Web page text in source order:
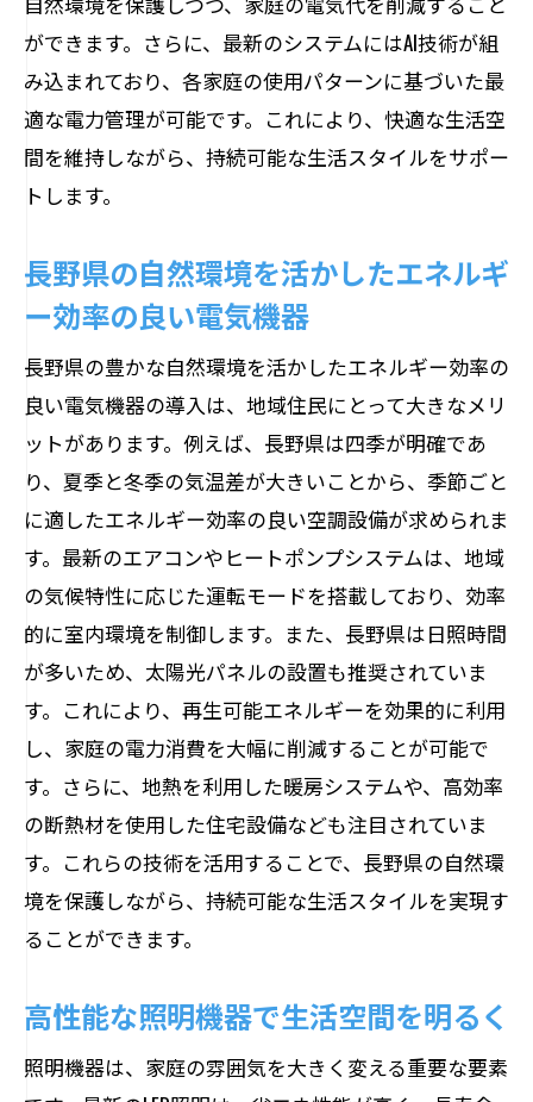
ができます。さらに、最新のシステムにはAI技術が組
み込まれており、各家庭の使用パターンに基づいた最
適な電力管理が可能です。これにより、快適な生活空
間を維持しながら、持続可能な生活スタイルをサポー
トします。
長野県の自然環境を活かしたエネルギ
ー効率の良い電気機器
長野県の豊かな自然環境を活かしたエネルギー効率の
良い電気機器の導入は、地域住民にとって大きなメリ
ットがあります。例えば、長野県は四季が明確であ
り、夏季と冬季の気温差が大きいことから、季節ごと
に適したエネルギー効率の良い空調設備が求められま
す。最新のエアコンやヒートポンプシステムは、地域
の気候特性に応じた運転モードを搭載しており、効率
的に室内環境を制御します。また、長野県は日照時間
が多いため、太陽光パネルの設置も推奨されていま
す。これにより、再生可能エネルギーを効果的に利用
し、家庭の電力消費を大幅に削減することが可能で
す。さらに、地熱を利用した暖房システムや、高効率
の断熱材を使用した住宅設備なども注目されていま
す。これらの技術を活用することで、長野県の自然環
境を保護しながら、持続可能な生活スタイルを実現す
ることができます。
高性能な照明機器で生活空間を明るく
照明機器は、家庭の雰囲気を大きく変える重要な要素